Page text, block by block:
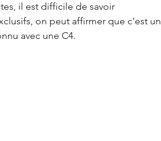
il est difficile de savoir
on peut affirmer que c'est un
avec une C4.